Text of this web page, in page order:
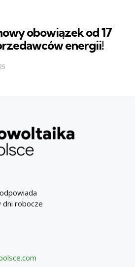
obowiązek od 17
energii!
dni robocze